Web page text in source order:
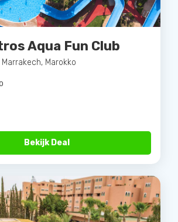
Aqua Fun Club
Marokko
Bekijk Deal